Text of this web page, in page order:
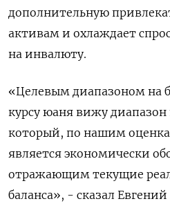
дополнительную
активам и охлаждает
на инвалюту.
«Целевым диапазоном на
курсу юаня вижу диапазон
который, по нашим
является экономически
отражающим текущие
баланса», - сказал